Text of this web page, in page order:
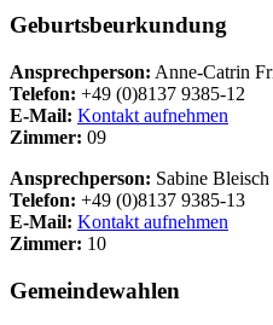
Geburtsbeurkundung
Ansprechperson: Anne-Catrin
Telefon: +49 (0)8137 9385-12
E-Mail: Kontakt aufnehmen
Zimmer: 09
Ansprechperson: Sabine Bleisch
Telefon: +49 (0)8137 9385-13
E-Mail: Kontakt aufnehmen
Zimmer: 10
Gemeindewahlen